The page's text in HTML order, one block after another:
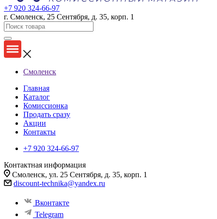
+7 920 324-66-97
г. Смоленск, 25 Сентября, д. 35, корп. 1
Смоленск
Главная
Каталог
Комиссионка
Продать сразу
Акции
Контакты
+7 920 324-66-97
Контактная информация
Смоленск, ул. 25 Сентября, д. 35, корп. 1
discount-technika@yandex.ru
Вконтакте
Telegram